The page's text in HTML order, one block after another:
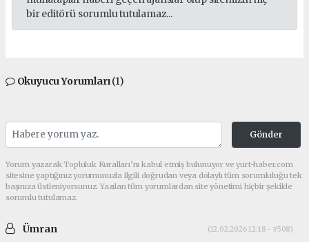
bir editörü sorumlu tutulamaz...
Okuyucu Yorumları(1)
Gönder
Yorum yazarak Topluluk Kuralları’nı kabul etmiş bulunuyor ve yurt-haber.com
sitesine yaptığınız yorumunuzla ilgili doğrudan veya dolaylı tüm sorumluluğu tek
başınıza üstleniyorsunuz. Yazılan tüm yorumlardan site yönetimi hiçbir şekilde
sorumlu tutulamaz.
Ümran (12.02.2026 12:18 - #508)